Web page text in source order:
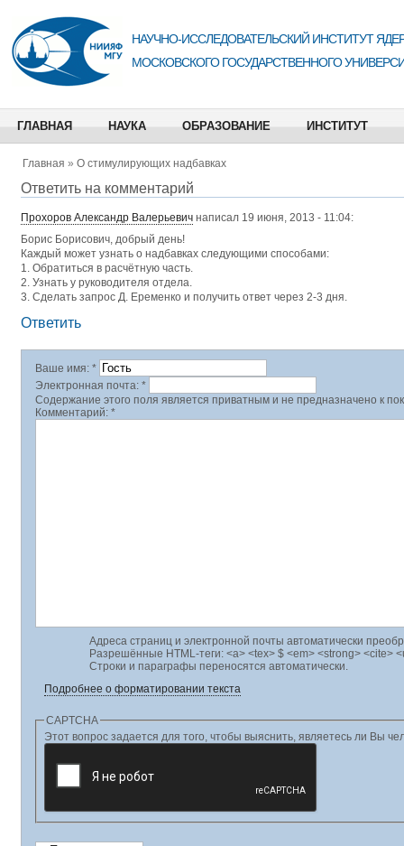
НАУЧНО-ИССЛЕДОВАТЕЛЬСКИЙ ИНСТИТУТ
МОСКОВСКОГО ГОСУДАРСТВЕННОГО
ГЛАВНАЯ НАУКА ОБРАЗОВАНИЕ ИНСТИТУТ
Главная » О стимулирующих надбавках
Ответить на комментарий
Прохоров Александр Валерьевич написал 19 июня, 2013 - 11:04:
Борис Борисович, добрый день!
Каждый может узнать о надбавках следующими способами:
1. Обратиться в расчётную часть.
2. Узнать у руководителя отдела.
3. Сделать запрос Д. Еременко и получить ответ через 2-3 дня.
Ответить
Ваше имя: *
Электронная почта: *
Содержание этого поля является приватным и не предназначено к
Комментарий: *
Адреса страниц и электронной почты автоматически
Разрешённые HTML-теги: <a> <tex> $ <em> <strong> <cite>
Строки и параграфы переносятся автоматически.
Подробнее о форматировании текста
CAPTCHA
Этот